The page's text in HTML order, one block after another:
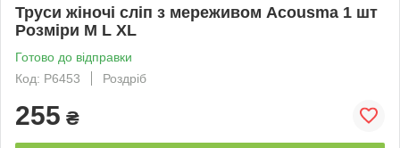
Труси жіночі сліп з мереживом Acousma 1 шт
Розміри M L XL
Готово до відправки
Код: P6453
Роздріб
255 ₴